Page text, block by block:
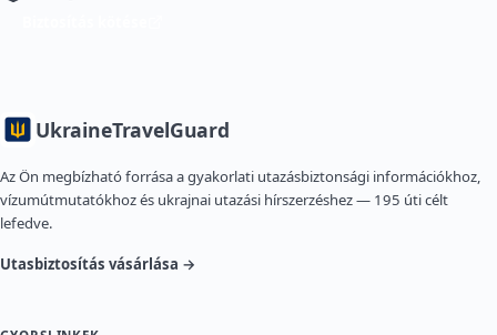
UkraineTravelGuard
Az Ön megbízható forrása a gyakorlati utazásbiztonsági információkhoz,
vízumútmutatókhoz és ukrajnai utazási hírszerzéshez — 195 úti célt
lefedve.
Utasbiztosítás vásárlása →